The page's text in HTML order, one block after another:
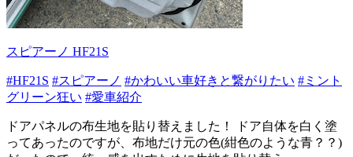
スピアーノ HF21S
#HF21S #スピアーノ #かわいい車好きと繋がりたい #ミント
グリーン狂い #愛車紹介
ドアパネルの布生地を貼り替えました！ ドア自体を白く塗
ってあったのですが、布地だけ元の色(紺色のような青？？)